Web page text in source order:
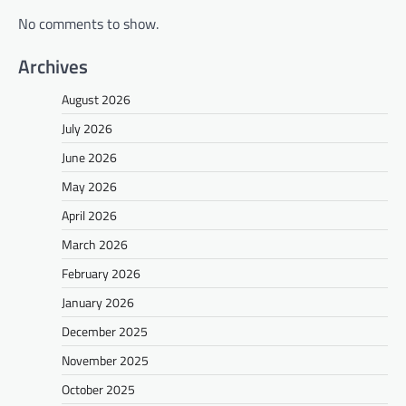
No comments to show.
Archives
August 2026
July 2026
June 2026
May 2026
April 2026
March 2026
February 2026
January 2026
December 2025
November 2025
October 2025